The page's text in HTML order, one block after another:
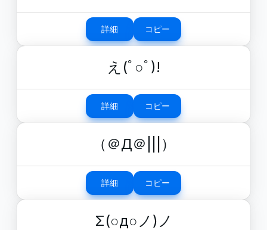
詳細 コピー
え(ﾟ○ﾟ)!
詳細 コピー
（＠Д＠|||）
詳細 コピー
Σ(○д○ノ)ノ